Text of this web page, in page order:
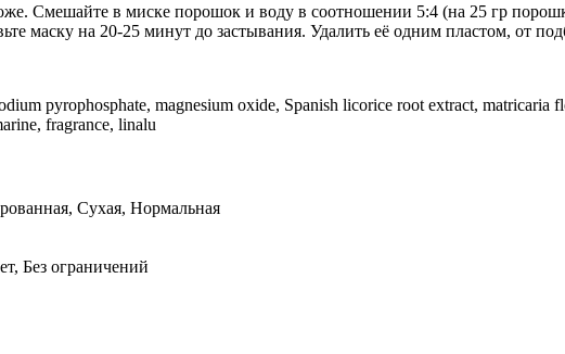
Смешайте в миске порошок и воду в соотношении 5:4 (на 25 гр
маску на 20-25 минут до застывания. Удалить её одним пластом, от
pyrophosphate, magnesium oxide, Spanish licorice root extract,
fragrance, linalu
Сухая, Нормальная
Без ограничений